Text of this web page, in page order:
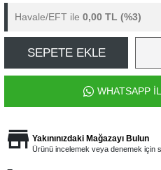
Havale/EFT ile 0,00 TL (%3)
SEPETE EKLE
WHATSAPP
Yakınınızdaki Mağazayı Bulun
Ürünü incelemek veya denemek için